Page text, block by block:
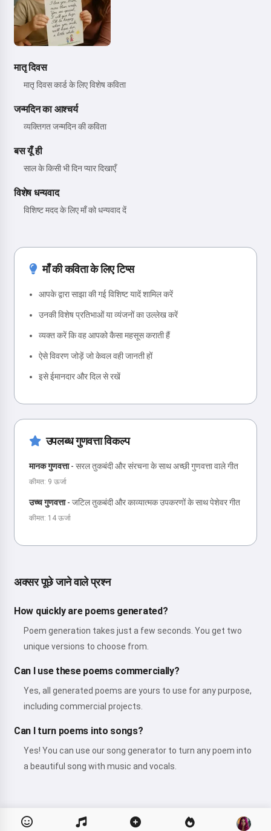
मातृ दिवस
मातृ दिवस कार्ड के लिए विशेष कविता
जन्मदिन का आश्चर्य
व्यक्तिगत जन्मदिन की कविता
बस यूँ ही
साल के किसी भी दिन प्यार दिखाएँ
विशेष धन्यवाद
विशिष्ट मदद के लिए माँ को धन्यवाद दें
माँ की कविता के लिए टिप्स
आपके द्वारा साझा की गई विशिष्ट यादें शामिल करें
उनकी विशेष प्रतिभाओं या व्यंजनों का उल्लेख करें
व्यक्त करें कि वह आपको कैसा महसूस कराती हैं
ऐसे विवरण जोड़ें जो केवल वही जानती हों
इसे ईमानदार और दिल से रखें
उपलब्ध गुणवत्ता विकल्प
मानक गुणवत्ता- सरल तुकबंदी और संरचना के साथ अच्छी गुणवत्ता वाले गीत
कीमत: 9 ऊर्जा
उच्च गुणवत्ता- जटिल तुकबंदी और काव्यात्मक उपकरणों के साथ पेशेवर गीत
कीमत: 14 ऊर्जा
अक्सर पूछे जाने वाले प्रश्न
How quickly are poems generated?
Poem generation takes just a few seconds. You get two
unique versions to choose from.
Can I use these poems commercially?
Yes, all generated poems are yours to use for any purpose,
including commercial projects.
Can I turn poems into songs?
Yes! You can use our song generator to turn any poem into
a beautiful song with music and vocals.